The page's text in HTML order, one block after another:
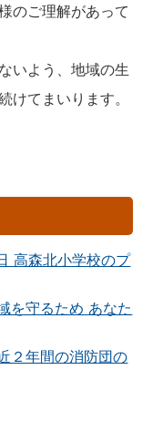
のご理解があって
いよう、地域の生
けてまいります。
高森北小学校のプ
を守るため あなた
２年間の消防団の